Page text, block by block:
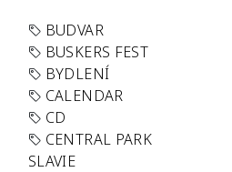
BUDVAR
BUSKERS FEST
BYDLENÍ
CALENDAR
CD
CENTRAL PARK
SLAVIE